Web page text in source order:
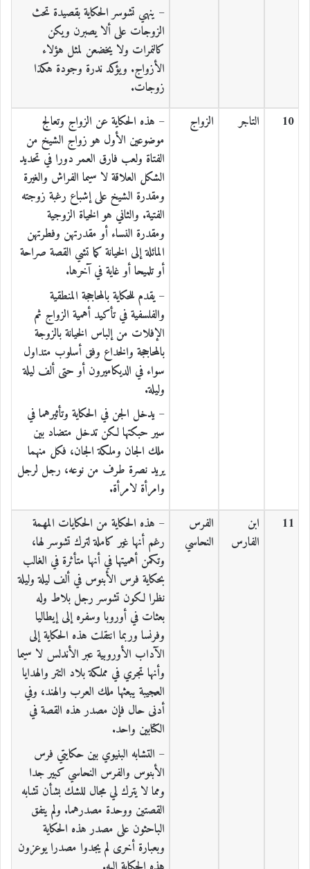
– ينهي تشوسر الحكاية بقصيدة تحث
الزوجات على ألا يصبرن ويكن
كالنمرات ولا يخضعن لمثل هؤلاء
الأزواج. ويؤكد ندرة وجودة هكذا
زوجات.
10
التاجر الزواج
– هذه الحكاية عن الزواج وتعالج
موضوعين الأول هو زواج الشيخ من
الفتاة ولعب فارق العمر دورا في تحديد
الشكل العلاقة لا سيما الفراش والغيرة
ومقدرة الشيخ على إشباع رغبة زوجته
الفتية. والثاني هو الخياة الزوجية
ومقدرة النساء أو مقدرتهن وفطرتهن
المائلة إلى الخيانة كما تشي القصة صراحة
أو تلميحا أو غاية في آخرها.
– يقدم للحكاية بالمحاججة المنطقية
والفلسفية في تأكيد أهمية الزواج ثم
الإفلات من إلباس الخيانة بالزوجة
بالمحاججة والخداع وفق أسلوب متداول
سواء في الديكاميرون أو حتى ألف ليلة
وليلة.
– يدخل الجن في الحكاية وتأثيرهما في
سير حبكتها لكن تدخل متضاد بين
ملك الجان وملكة الجان، فكل منهما
يريد نصرة طرف من نوعه، رجل لرجل
وامرأة لامرأة.
11
ابن
الفارس
الفرس
النحاسي
– هذه الحكاية من الحكايات المهمة
رغم أنها غير كاملة لترك تشوسر لها،
وتكمن أهميتها في أنها متأثرة في الغالب
بحكاية فرس الأبنوس في ألف ليلة وليلة
نظرا لكون تشوسر رجل بلاط وله
بعثات في أوروبا وسفره إلى إيطاليا
وفرنسا وربما انتقلت هذه الحكاية إلى
الآداب الأوروبية عبر الأندلس لا سيما
وأنها تجري في مملكة بلاد التتر والهدايا
العجيبة يبعثها ملك العرب والهند، وفي
أدنى حال فإن مصدر هذه القصة في
الكتابين واحد.
– التشابه البنيوي بين حكايتي فرس
الأبنوس والفرس النحاسي كبير جدا
ومما لا يترك لي مجال للشك بشأن تشابه
القصتين ووحدة مصدرهما. ولم يتفق
الباحثون على مصدر هذه الحكاية
وبعبارة أخرى لم يجدوا مصدرا يوعزون